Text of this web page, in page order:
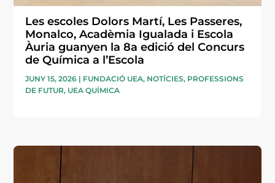
Les escoles Dolors Martí, Les Passeres,
Monalco, Acadèmia Igualada i Escola
Àuria guanyen la 8a edició del Concurs
de Química a l’Escola
JUNY 15, 2026 | FUNDACIÓ UEA, NOTÍCIES, PROFESSIONS
DE FUTUR, UEA QUÍMICA